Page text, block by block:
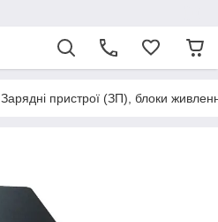
Зарядні пристрої (ЗП), блоки